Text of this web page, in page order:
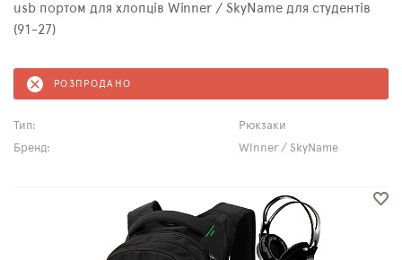
usb портом для хлопців Winner / SkyName для студентів
(91-27)
РОЗПРОДАНО
Тип:
Рюкзаки
Бренд:
Winner / SkyName